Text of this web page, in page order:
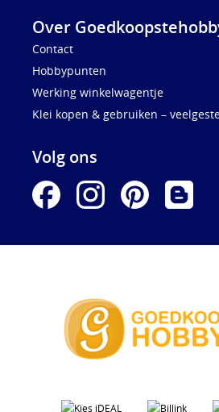
Over
Contact
Hobbypunten
Werking winkelwagentje
Klei kopen & gebruiken –
Volg ons